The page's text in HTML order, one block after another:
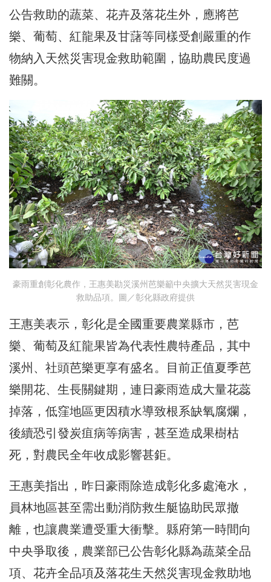
公告救助的蔬菜、花卉及落花生外，應將芭
樂、葡萄、紅龍果及甘藷等同樣受創嚴重的作
物納入天然災害現金救助範圍，協助農民度過
難關。
豪雨重創彰化農作，王惠美勘災溪州芭樂籲中央擴大天然災害現金
救助品項。圖／彰化縣政府提供
王惠美表示，彰化是全國重要農業縣市，芭
樂、葡萄及紅龍果皆為代表性農特產品，其中
溪州、社頭芭樂更享有盛名。目前正值夏季芭
樂開花、生長關鍵期，連日豪雨造成大量花蕊
掉落，低窪地區更因積水導致根系缺氧腐爛，
後續恐引發炭疽病等病害，甚至造成果樹枯
死，對農民全年收成影響甚鉅。
王惠美指出，昨日豪雨除造成彰化多處淹水，
員林地區甚至需出動消防救生艇協助民眾撤
離，也讓農業遭受重大衝擊。縣府第一時間向
中央爭取後，農業部已公告彰化縣為蔬菜全品
項、花卉全品項及落花生天然災害現金救助地